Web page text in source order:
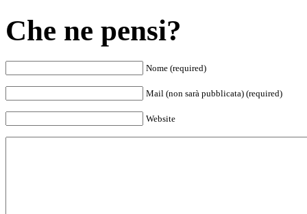
Che ne pensi?
Nome (required)
Mail (non sarà pubblicata) (required)
Website